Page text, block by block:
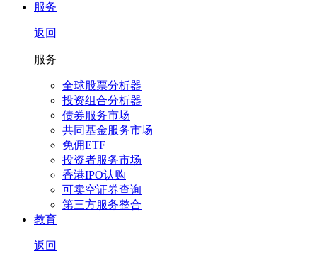
服务
返回
服务
全球股票分析器
投资组合分析器
债券服务市场
共同基金服务市场
免佣ETF
投资者服务市场
香港IPO认购
可卖空证券查询
第三方服务整合
教育
返回